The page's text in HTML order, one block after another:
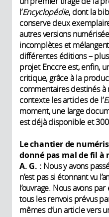
l’Encyclopédie, dont la
conserve deux
autres versions
incomplètes et
différentes éditions –
projet Enccre est, enfin,
critique, grâce à la
commentaires destinés
contexte les articles de l’
moment, une large
est déjà disponible et
Le chantier de
donné pas mal de fil à
A. G. : Nous y avons
n’est pas si étonnant vu
l’ouvrage. Nous avons
tous les renvois prévus
mêmes d’un article vers